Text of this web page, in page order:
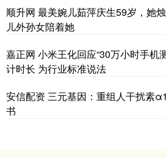
顺升网 最美婉儿茹萍庆生59岁，她
儿外孙女陪着她
嘉正网 小米王化回应“30万小时手机
计时长 为行业标准说法
安信配资 三元基因：重组人干扰素
书